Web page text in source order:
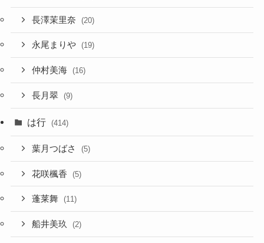
長澤茉里奈 (20)
永尾まりや (19)
仲村美海 (16)
長月翠 (9)
は行 (414)
葉月つばさ (5)
花咲楓香 (5)
蓬莱舞 (11)
船井美玖 (2)